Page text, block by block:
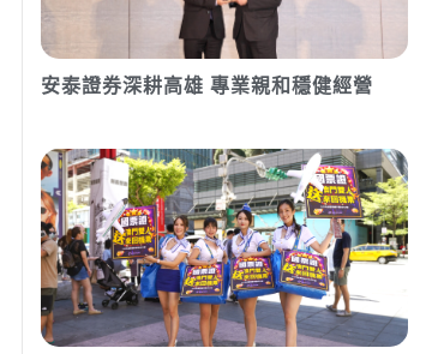
安泰證券深耕高雄 專業親和穩健經營